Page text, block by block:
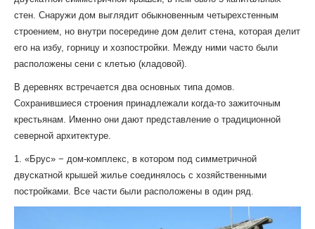
стен. Снаружи дом выглядит обыкновенным четырехстенным
строением, но внутри посередине дом делит стена, которая делит
его на избу, горницу и хозпостройки. Между ними часто были
расположены сени с клетью (кладовой).
В деревнях встречается два основных типа домов.
Сохранившиеся строения принадлежали когда-то зажиточным
крестьянам. Именно они дают представление о традиционной
северной архитектуре.
1. «Брус» − дом-комплекс, в котором под симметричной
двускатной крышей жилье соединялось с хозяйственными
постройками. Все части были расположены в один ряд.